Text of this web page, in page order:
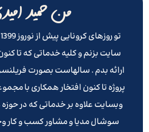
من حمید
سایت بزنم و کلیه خدماتی که تا
پروژه تا کنون افتخار همکاری با
وبسایت علاوه بر خدماتی که در
سوشال مدیا و مشاور کسب و کار